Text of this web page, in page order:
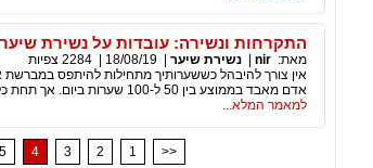
התקרחות ונשירה: עובדות על נשירת
מאת: nir
|נשירת שיער |
18/08/19
|
2284 צפיות
אין צורך להיבהל כששערותיך מתחילות להיתפס
אדם מאבד בממוצע בין 50 ל-100 שערות ביום. אך תחת כל שערה שנושרת צומחת מאותו זקיק שערה חדשה.
למאמר המלא...
5 4 3 2 1 >>